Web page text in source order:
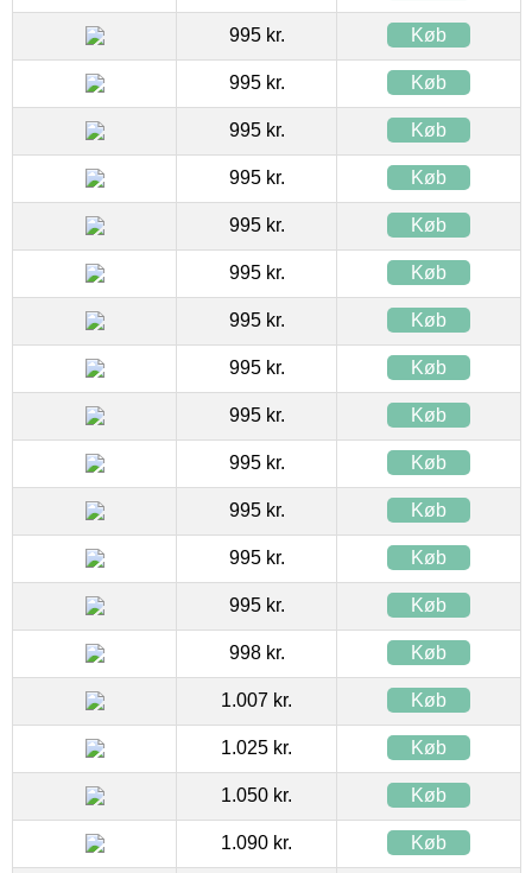
995 kr. Køb
995 kr. Køb
995 kr. Køb
995 kr. Køb
995 kr. Køb
995 kr. Køb
995 kr. Køb
995 kr. Køb
995 kr. Køb
995 kr. Køb
995 kr. Køb
995 kr. Køb
995 kr. Køb
998 kr. Køb
1.007 kr. Køb
1.025 kr. Køb
1.050 kr. Køb
1.090 kr. Køb